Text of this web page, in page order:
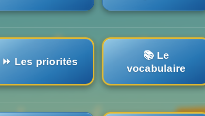
⏩ Les priorités
📚 Le
vocabulaire